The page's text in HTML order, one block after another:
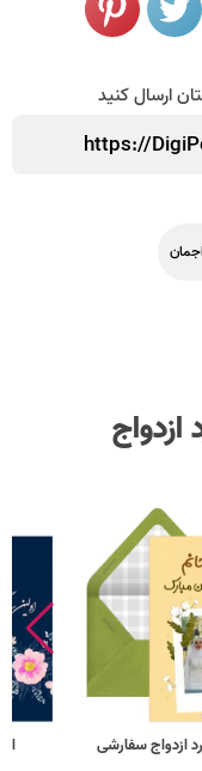
ارسال کنید
ازدواج سفارشی